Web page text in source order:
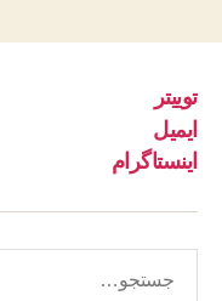
توییتر
ایمیل
اینستاگرام